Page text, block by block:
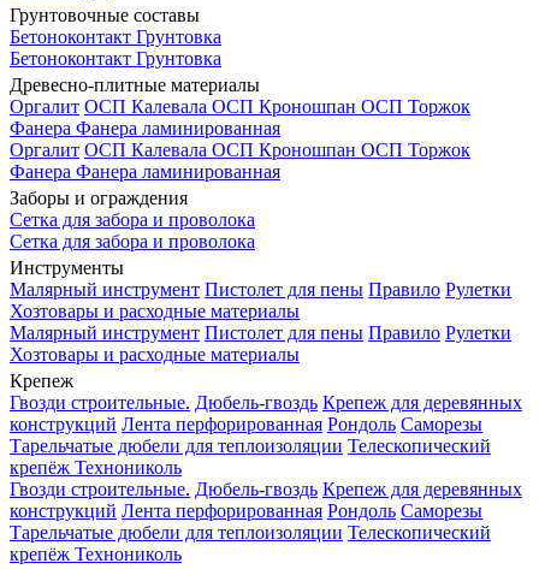
Грунтовочные составы
Бетоноконтакт Грунтовка
Бетоноконтакт Грунтовка
Древесно-плитные материалы
Оргалит ОСП Калевала ОСП Кроношпан ОСП Торжок
Фанера Фанера ламинированная
Оргалит ОСП Калевала ОСП Кроношпан ОСП Торжок
Фанера Фанера ламинированная
Заборы и ограждения
Сетка для забора и проволока
Сетка для забора и проволока
Инструменты
Малярный инструмент Пистолет для пены Правило Рулетки
Хозтовары и расходные материалы
Малярный инструмент Пистолет для пены Правило Рулетки
Хозтовары и расходные материалы
Крепеж
Гвозди строительные. Дюбель-гвоздь Крепеж для деревянных
конструкций Лента перфорированная Рондоль Саморезы
Тарельчатые дюбели для теплоизоляции Телескопический
крепёж Технониколь
Гвозди строительные. Дюбель-гвоздь Крепеж для деревянных
конструкций Лента перфорированная Рондоль Саморезы
Тарельчатые дюбели для теплоизоляции Телескопический
крепёж Технониколь